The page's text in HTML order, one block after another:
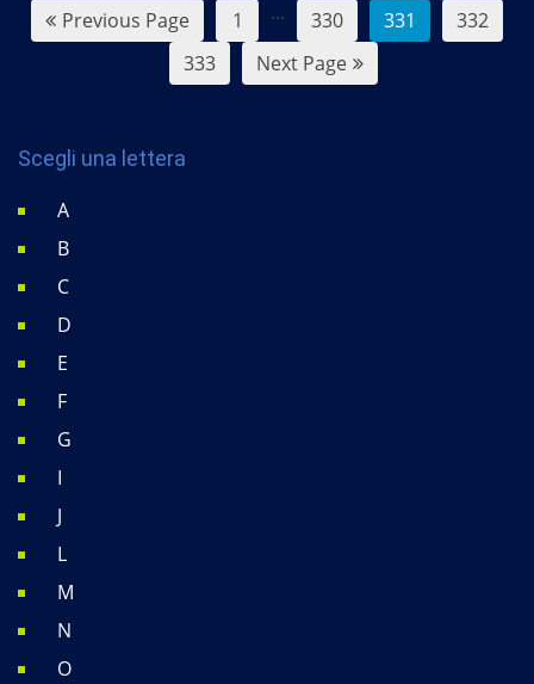
Previous Page 1 ... 330 331
332
333
Next Page
Scegli una lettera
A
B
C
D
E
F
G
I
J
L
M
N
O